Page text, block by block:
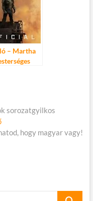
– Martha
sorozatgyilkos
Következő
cikk: hogy magyar vagy!
keresés